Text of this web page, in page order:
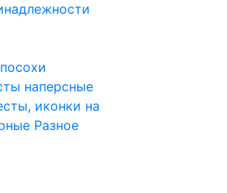
наперсные
иконки на
Разное